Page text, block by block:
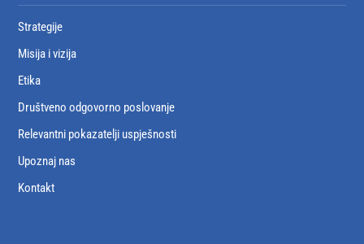
Strategije
Misija i vizija
Etika
Društveno odgovorno poslovanje
Relevantni pokazatelji uspješnosti
Upoznaj nas
Kontakt